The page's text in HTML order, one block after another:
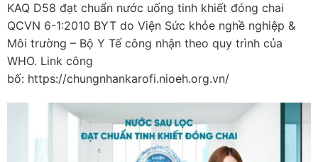
KAQ D58 đạt chuẩn nước uống tinh khiết đóng chai
QCVN 6-1:2010 BYT do Viện Sức khỏe nghề nghiệp &
Môi trường – Bộ Y Tế công nhận theo quy trình của
WHO. Link công
bố: https://chungnhankarofi.nioeh.org.vn/